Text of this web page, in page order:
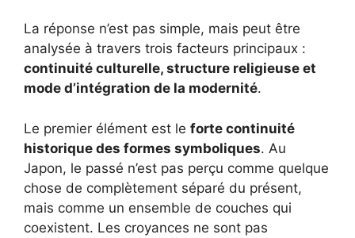
La réponse n’est pas simple, mais peut être
analysée à travers trois facteurs principaux :
continuité culturelle, structure religieuse et
mode d’intégration de la modernité.
Le premier élément est le forte continuité
historique des formes symboliques. Au
Japon, le passé n’est pas perçu comme quelque
chose de complètement séparé du présent,
mais comme un ensemble de couches qui
coexistent. Les croyances ne sont pas